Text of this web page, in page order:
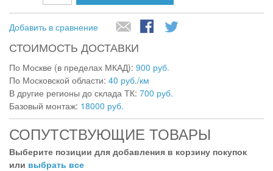
Добавить в сравнение
СТОИМОСТЬ ДОСТАВКИ
По Москве (в пределах МКАД): 900 руб.
По Московской области: 40 руб./км
В другие регионы до склада ТК: 700 руб.
Базовый монтаж: 18000 руб.
СОПУТСТВУЮЩИЕ ТОВАРЫ
Выберите позиции для добавления в корзину покупок
или выбрать все